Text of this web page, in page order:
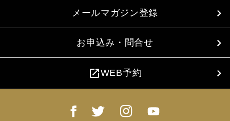
メールマガジン登録
お申込み・問合せ
open_in_newWEB予約